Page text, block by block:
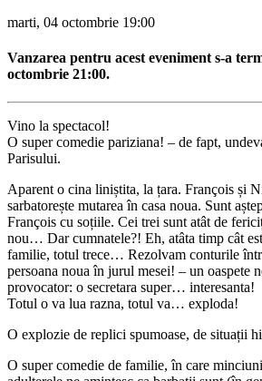
marti, 04 octombrie 19:00
Vanzarea pentru acest eveniment s-a
octombrie 21:00.
Vino la spectacol!
O super comedie pariziana! – de fapt,
Parisului.
Aparent o cina liniștita, la țara. François și
sarbatorește mutarea în casa noua. Sunt
François cu soțiile. Cei trei sunt atât de
nou… Dar cumnatele?! Eh, atâta timp cât
familie, totul trece… Rezolvam conturile
persoana noua în jurul mesei! – un oaspete
provocator: o secretara super… interesanta!
Totul o va lua razna, totul va… exploda!
O explozie de replici spumoase, de situații
O super comedie de familie, în care